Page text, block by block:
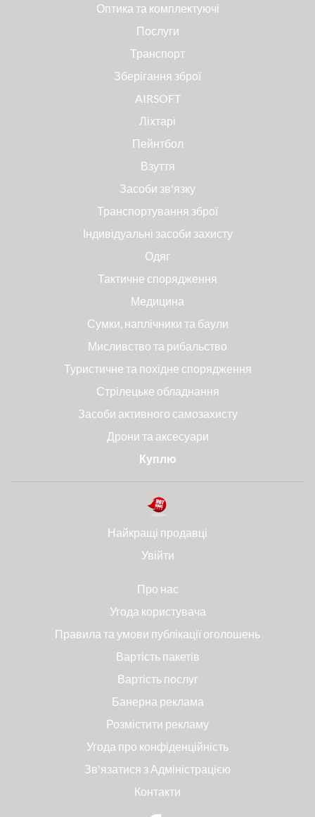
Оптика та комплектуючі
Послуги
Транспорт
Зберігання зброї
AIRSOFT
Ліхтарі
Пейнтбол
Взуття
Засоби зв'язку
Транспортування зброї
Індивідуальні засоби захисту
Одяг
Тактичне спорядження
Медицина
Сумки, наплічники та баули
Мисливство та рибальство
Туристичне та похідне спорядження
Стрілецьке обладнання
Засоби активного самозахисту
Дрони та аксесуари
Куплю
Найкращі продавці
Увійти
Про нас
Угода користувача
Правила та умови публікації оголошень
Вартість пакетів
Вартість послуг
Банерна реклама
Розмістити рекламу
Угода про конфіденційність
Зв'язатися з Адміністрацією
Контакти